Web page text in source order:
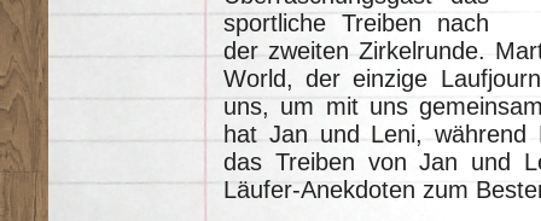
sportliche Treiben nach
der zweiten Zirkelrunde.
World, der einzige
uns, um mit uns
hat Jan und Leni,
das Treiben von Jan und
Läufer-Anekdoten zum